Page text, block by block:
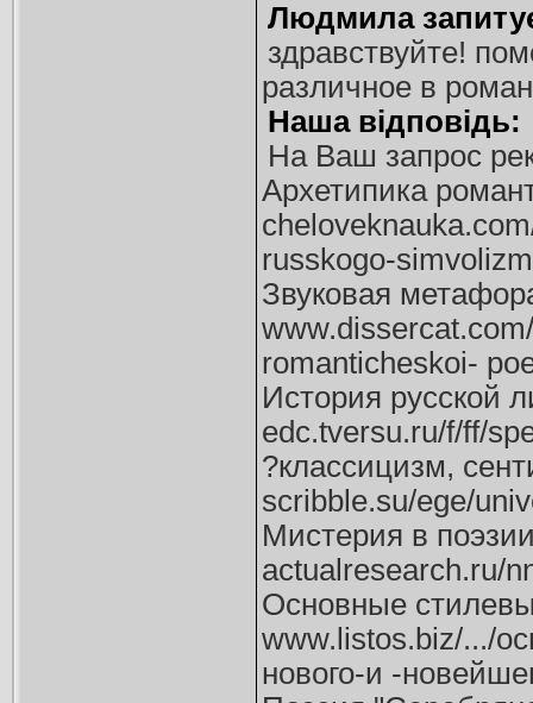
Людмила
здравствуйте!
различное в
Наша відповідь:
На Ваш запрос
Архетипика
russkogo-
Звуковая
romanticheskoi-
История русской
edc.tversu.ru/f/ff/
?классицизм,
scribble.su/ege/
Мистерия в
actualresearch.ru/
Основные
www.listos.biz/.../
нового-и -